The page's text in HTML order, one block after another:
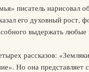
писатель нарисовал
его духовный рост,
выдержать любые
рассказов:
Но она представляет